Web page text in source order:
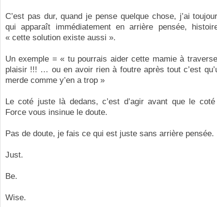
C’est pas dur, quand je pense quelque chose, j’ai
qui apparaît immédiatement en arrière pensée,
« cette solution existe aussi ».
Un exemple = « tu pourrais aider cette mamie à
plaisir !!! … ou en avoir rien à foutre après tout c’est
merde comme y’en a trop »
Le coté juste là dedans, c’est d’agir avant que le
Force vous insinue le doute.
Pas de doute, je fais ce qui est juste sans arrière pensée.
Just.
Be.
Wise.